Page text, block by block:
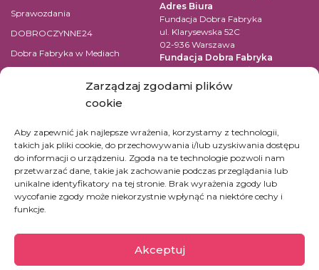
Zarządzaj zgodami plików
cookie
Aby zapewnić jak najlepsze wrażenia, korzystamy z technologii,
takich jak pliki cookie, do przechowywania i/lub uzyskiwania dostępu
do informacji o urządzeniu. Zgoda na te technologie pozwoli nam
przetwarzać dane, takie jak zachowanie podczas przeglądania lub
unikalne identyfikatory na tej stronie. Brak wyrażenia zgody lub
wycofanie zgody może niekorzystnie wpłynąć na niektóre cechy i
funkcje.
Akceptuj
Sprawozdania
DOBROCZYNNE24
Dobra Fabryka w Mediach
Polityka prywatności
Adres Biura
Fundacja Dobra Fabryka
ul. Klarysewska 52C
02-936 Warszawa
Fundacja Dobra Fabryka
ul. Pomiechowska 47/14
04-694 Warszawa
KRS: 0000519542
Numer konta dla wpłat w PLN:
45 1090 1883 0000 0001 2390
7365
Konta dla innych walut kliknij